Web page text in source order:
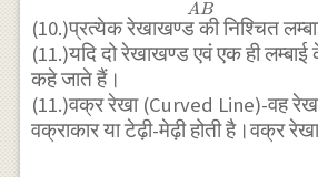
B
A B
(10.)प्रत्येक रेखाखण्ड की निश्चित
(11.)यदि दो रेखाखण्ड एवं एक ही लम्बाई
कहे जाते हैं।
(11.)वक्र रेखा (Curved Line)-वह
वक्राकार या टेढ़ी-मेढ़ी होती है।वक्र